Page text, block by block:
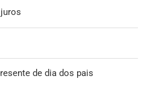
de dia dos pais